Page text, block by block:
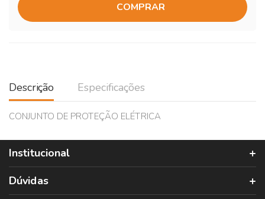
COMPRAR
Descrição Especificações
CONJUNTO DE PROTEÇÃO ELÉTRICA
Institucional
Dúvidas